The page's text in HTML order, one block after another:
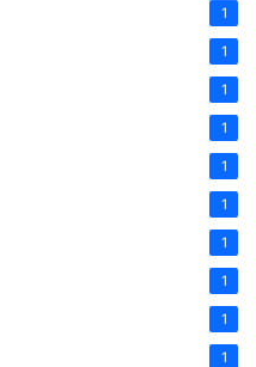
1
1
1
1
1
1
1
1
1
1